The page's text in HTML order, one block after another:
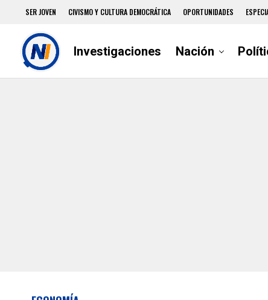
SER JOVEN CIVISMO Y CULTURA DEMOCRÁTICA OPORTUNIDADES
Investigaciones Nación